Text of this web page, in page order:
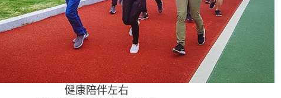
健康陪伴左右